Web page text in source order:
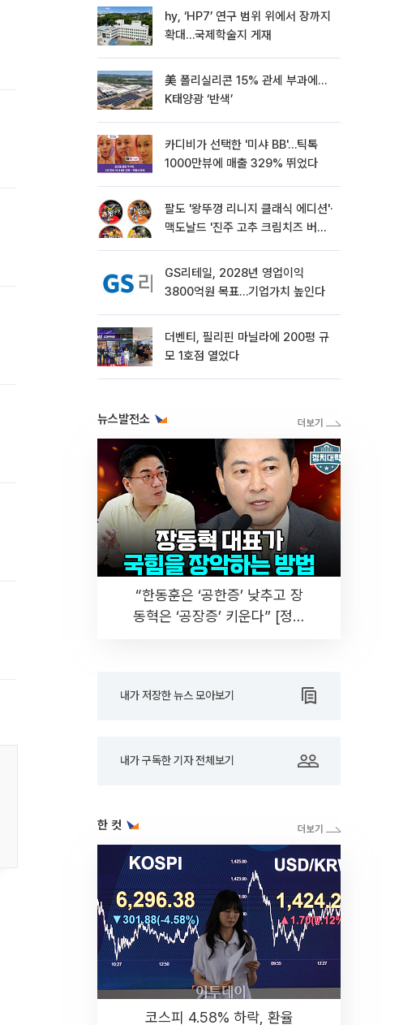
hy, ‘HP7’ 연구 범위 위에서 장까지
확대…국제학술지 게재
美 폴리실리콘 15% 관세 부과에…
K태양광 ‘반색’
카디비가 선택한 '미샤 BB'…틱톡
1000만뷰에 매출 329% 뛰었다
팔도 '왕뚜껑 리니지 클래식 에디션'·
맥도날드 '진주 고추 크림치즈 버거'
GS리테일, 2028년 영업이익
3800억원 목표…기업가치 높인다
더벤티, 필리핀 마닐라에 200평 규
모 1호점 열었다
뉴스발전소
“한동훈은 ‘공한증’ 낮추고 장
동혁은 ‘공장증’ 키운다” [정치
내가 저장한 뉴스 모아보기
내가 구독한 기자 전체보기
한 컷
코스피 4.58% 하락, 환율